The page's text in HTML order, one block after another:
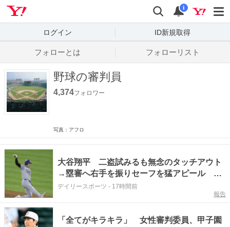
検索
通知
i
ログイン ID新規取得
フォローとは フォローリスト
野球の審判員
4,374フォロワー
写真：アフロ
大谷翔平 二盗試みるも無念のタッチアウト
→塁審へ右手を振りセーフを猛アピール ド
軍ベンチはリクエストせず
デイリースポーツ - 17時間前
報告
「全てがキラキラ」 女性審判委員、甲子園